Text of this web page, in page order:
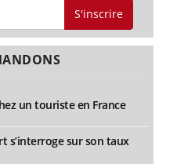
S'inscrire
un touriste en France
s’interroge sur son taux